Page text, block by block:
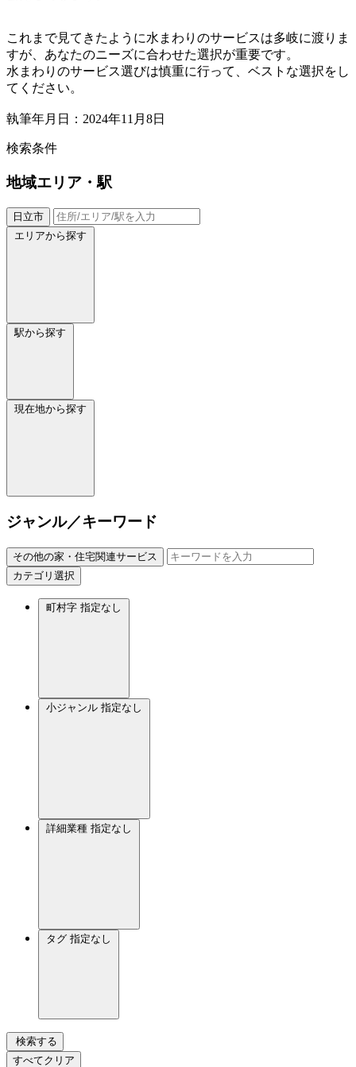
これまで見てきたように水まわりのサービスは多岐に渡りま
すが、あなたのニーズに合わせた選択が重要です。
水まわりのサービス選びは慎重に行って、ベストな選択をし
てください。
執筆年月日：2024年11月8日
検索条件
地域エリア・駅
日立市
エリアから探す
駅から探す
現在地から探す
ジャンル／キーワード
その他の家・住宅関連サービス
カテゴリ選択
町村字 指定なし
小ジャンル 指定なし
詳細業種 指定なし
タグ 指定なし
検索する
すべてクリア